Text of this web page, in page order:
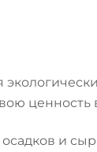
ценность
и